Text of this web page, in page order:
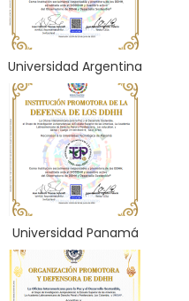
Universidad Argentina
Universidad Panamá